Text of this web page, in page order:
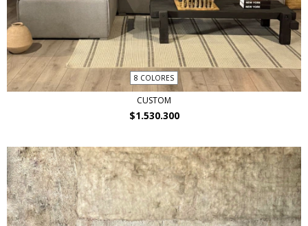
8 COLORES
CUSTOM
$1.530.300